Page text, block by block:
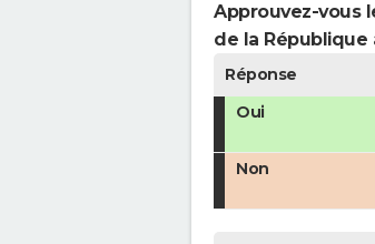
Approuvez-vous
de la République
Réponse
Oui
Non